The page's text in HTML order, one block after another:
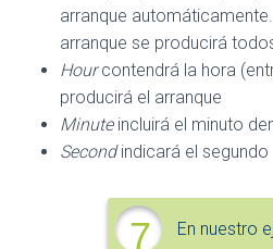
arranque
arranque se producirá
Hourcontendrá la hora
producirá el arranque
Minuteincluirá el minuto
Secondindicará el segundo
7
En nuestro